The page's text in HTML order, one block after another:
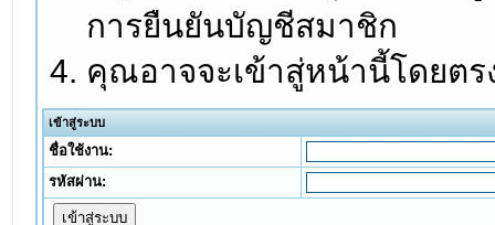
การยืนยันบัญชีสมาชิก
คุณอาจจะเข้าสู่หน้านี้โดยต
เข้าสู่ระบบ
ชื่อใช้งาน:
รหัสผ่าน: